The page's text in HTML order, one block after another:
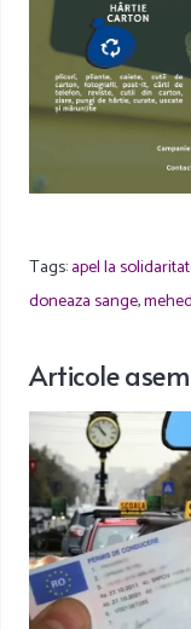
Tags:apel la
doneaza sange,
Articole